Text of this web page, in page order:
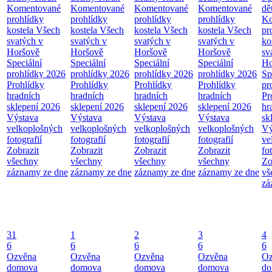
Komentované
prohlídky
kostela Všech
svatých v
Horšově
Speciální
prohlídky 2026
Prohlídky
hradních
sklepení 2026
Výstava
velkoplošných
fotografií
Zobrazit
všechny
záznamy ze dne
Komentované
prohlídky
kostela Všech
svatých v
Horšově
Speciální
prohlídky 2026
Prohlídky
hradních
sklepení 2026
Výstava
velkoplošných
fotografií
Zobrazit
všechny
záznamy ze dne
Komentované
prohlídky
kostela Všech
svatých v
Horšově
Speciální
prohlídky 2026
Prohlídky
hradních
sklepení 2026
Výstava
velkoplošných
fotografií
Zobrazit
všechny
záznamy ze dne
Komentované
prohlídky
kostela Všech
svatých v
Horšově
Speciální
prohlídky 2026
Prohlídky
hradních
sklepení 2026
Výstava
velkoplošných
fotografií
Zobrazit
všechny
záznamy ze dne
31
6
Ozvěna
domova
1
6
Ozvěna
domova
2
6
Ozvěna
domova
3
6
Ozvěna
domova
4
6